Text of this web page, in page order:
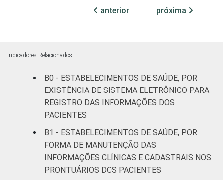
internação
25
diagnose e
terapia
IDENTIFICAÇÃO DE
DE SAÚDE
Não UBS 10
LOCALIZAÇÃO Capital 16 68
anterior próxima
Indicadores Relacionados
B0 - ESTABELECIMENTOS DE SAÚDE, POR
EXISTÊNCIA DE SISTEMA ELETRÔNICO PARA
REGISTRO DAS INFORMAÇÕES DOS
PACIENTES
B1 - ESTABELECIMENTOS DE SAÚDE, POR
FORMA DE MANUTENÇÃO DAS
INFORMAÇÕES CLÍNICAS E CADASTRAIS NOS
PRONTUÁRIOS DOS PACIENTES